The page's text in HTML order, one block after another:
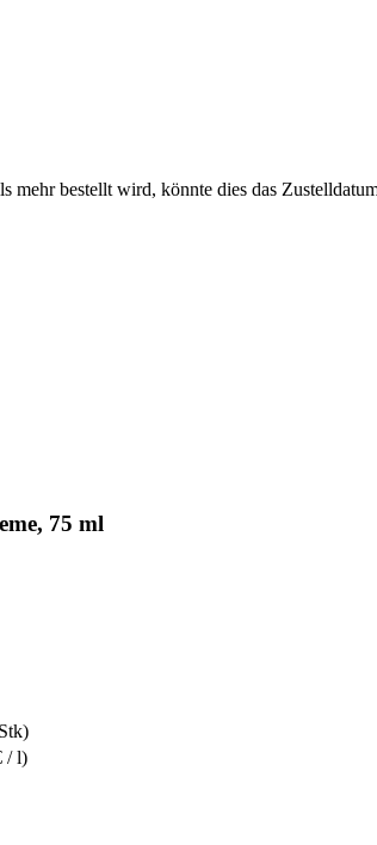
bestellt wird, könnte dies das
75 ml
/ l)